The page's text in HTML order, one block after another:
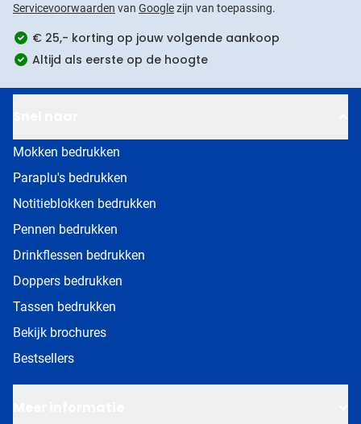
Servicevoorwaarden van Googlezijn van toepassing.
€ 25,- korting op jouw volgende aankoop
Altijd als eerste op de hoogte
Mokken bedrukken
Paraplu's bedrukken
Notitieblokken bedrukken
Pennen bedrukken
Drinkflessen bedrukken
Doppers bedrukken
Tassen bedrukken
Bekijk brochures
Bestsellers